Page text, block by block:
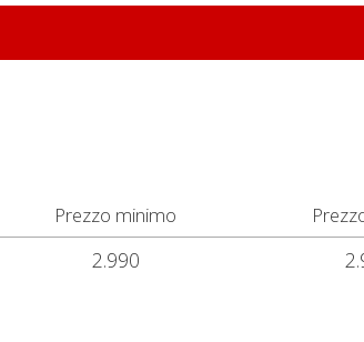
Prezzo minimo
2.990